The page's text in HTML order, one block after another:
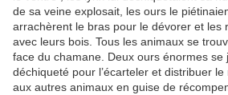
de sa veine explosait, les ours le
arrachèrent le bras pour le dévorer et les
avec leurs bois. Tous les animaux se
face du chamane. Deux ours énormes
déchiqueté pour l’écarteler et distribuer
aux autres animaux en guise de